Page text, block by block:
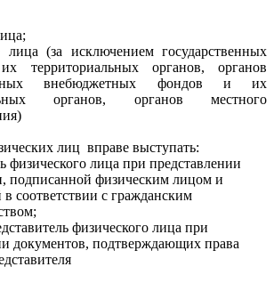
лица (за исключением государственных
территориальных органов, органов
внебюджетных фондов и их
органов, органов местного
лиц вправе выступать:
физического лица при представлении
подписанной физическим лицом и
соответствии с гражданским
физического лица при
документов, подтверждающих права